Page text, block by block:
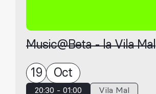
Music@Beta - la Vila Mal
19 Oct
20:30 - 01:00
Vila Mal